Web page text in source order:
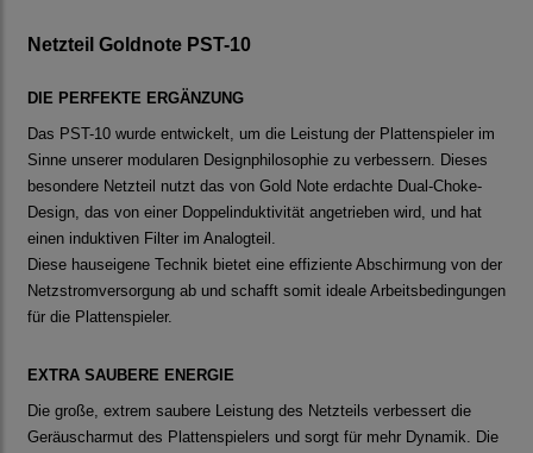
Netzteil Goldnote PST-10
DIE PERFEKTE ERGÄNZUNG
Das PST-10 wurde entwickelt, um die Leistung der Plattenspieler im
Sinne unserer modularen Designphilosophie zu verbessern. Dieses
besondere Netzteil nutzt das von Gold Note erdachte Dual-Choke-
Design, das von einer Doppelinduktivität angetrieben wird, und hat
einen induktiven Filter im Analogteil.
Diese hauseigene Technik bietet eine effiziente Abschirmung von der
Netzstromversorgung ab und schafft somit ideale Arbeitsbedingungen
für die Plattenspieler.
EXTRA SAUBERE ENERGIE
Die große, extrem saubere Leistung des Netzteils verbessert die
Geräuscharmut des Plattenspielers und sorgt für mehr Dynamik. Die